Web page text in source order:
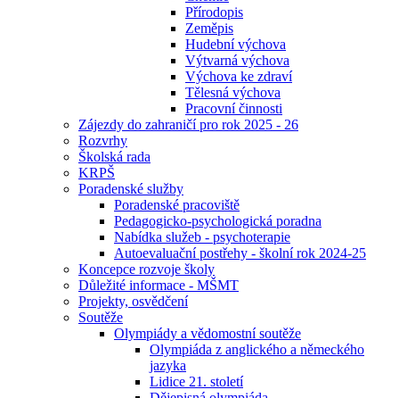
Přírodopis
Zeměpis
Hudební výchova
Výtvarná výchova
Výchova ke zdraví
Tělesná výchova
Pracovní činnosti
Zájezdy do zahraničí pro rok 2025 - 26
Rozvrhy
Školská rada
KRPŠ
Poradenské služby
Poradenské pracoviště
Pedagogicko-psychologická poradna
Nabídka služeb - psychoterapie
Autoevaluační postřehy - školní rok 2024-25
Koncepce rozvoje školy
Důležité informace - MŠMT
Projekty, osvědčení
Soutěže
Olympiády a vědomostní soutěže
Olympiáda z anglického a německého
jazyka
Lidice 21. století